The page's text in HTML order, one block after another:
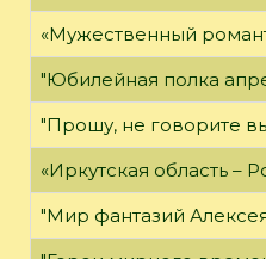
«Мужественный
"Юбилейная полка
"Прошу, не говорите
«Иркутская область –
"Мир фантазий